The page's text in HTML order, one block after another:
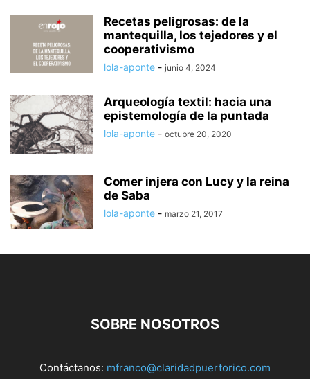
Recetas peligrosas: de la
mantequilla, los tejedores y el
cooperativismo
lola-aponte - junio 4, 2024
Arqueología textil: hacia una
epistemología de la puntada
lola-aponte - octubre 20, 2020
Comer injera con Lucy y la reina
de Saba
lola-aponte - marzo 21, 2017
SOBRE NOSOTROS
Contáctanos: mfranco@claridadpuertorico.com